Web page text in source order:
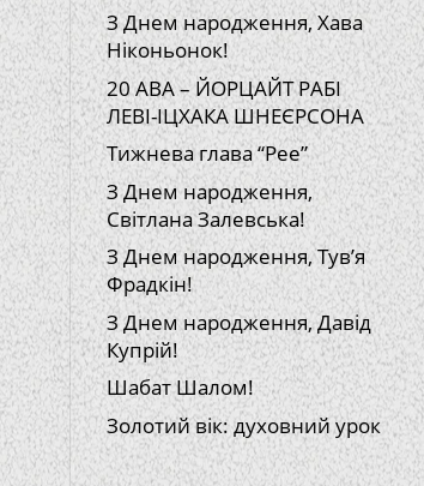
З Днем народження, Хава
Ніконьонок!
20 АВА – ЙОРЦАЙТ РАБІ
ЛЕВІ-ІЦХАКА ШНЕЄРСОНА
Тижнева глава “Рее”
З Днем народження,
Світлана Залевська!
З Днем народження, Тув’я
Фрадкін!
З Днем народження, Давід
Купрій!
Шабат Шалом!
Золотий вік: духовний урок